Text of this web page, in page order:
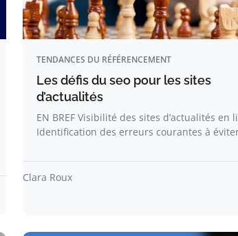
TENDANCES DU RÉFÉRENCEMENT
Les défis du seo pour les sites
d’actualités
EN BREF Visibilité des sites d’actualités en
Identification des erreurs courantes à
Clara Roux